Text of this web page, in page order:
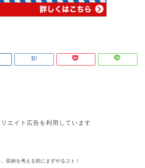
エイト広告を利用しています
収納を考える前にまずやるコト！